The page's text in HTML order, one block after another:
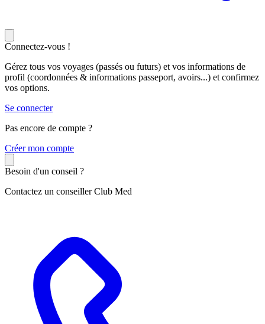
Connectez-vous !
Gérez tous vos voyages (passés ou futurs) et vos informations de
profil (coordonnées & informations passeport, avoirs...) et confirmez
vos options.
Se connecter
Pas encore de compte ?
Créer mon compte
Besoin d'un conseil ?
Contactez un conseiller Club Med